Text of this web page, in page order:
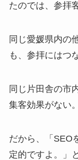
たのでは、参拝
同じ愛媛県内の
も、参拝にはつ
同じ片田舎の市
集客効果がない。
だから、「SEO
定的ですよ。」